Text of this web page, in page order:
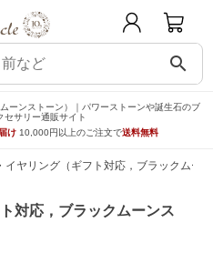
search
ーンストーン）｜パワーストーンや誕生石のブ
セサリー通販サイト
け 10,000円以上のご注文で送料無料
イヤリング（ギフト対応，ブラックムー
対応，ブラックムーンス